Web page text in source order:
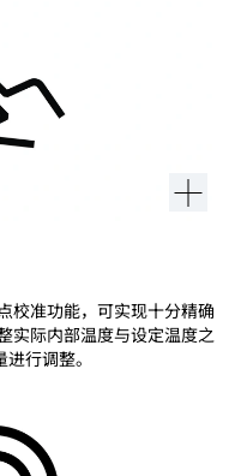
校准功能，可实现十分精确
实际内部温度与设定温度之
行调整。